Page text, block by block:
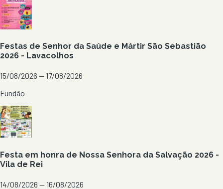
Festas de Senhor da Saúde e Mártir São Sebastião
2026 - Lavacolhos
15/08/2026 — 17/08/2026
Fundão
Festa em honra de Nossa Senhora da Salvação 2026 -
Vila de Rei
14/08/2026 — 16/08/2026